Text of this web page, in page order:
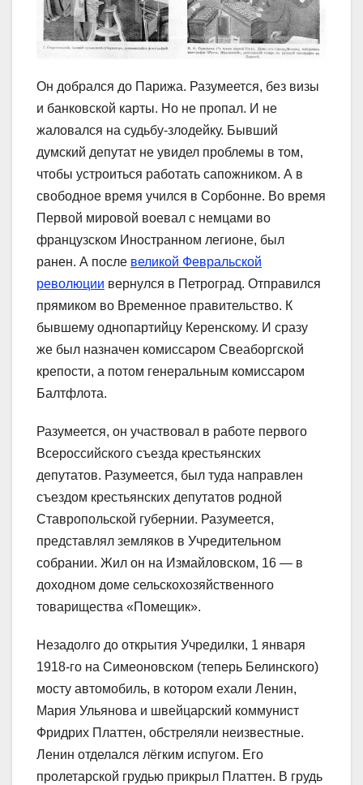
Он добрался до Парижа. Разумеется, без визы
и банковской карты. Но не пропал. И не
жаловался на судьбу-злодейку. Бывший
думский депутат не увидел проблемы в том,
чтобы устроиться работать сапожником. А в
свободное время учился в Сорбонне. Во время
Первой мировой воевал с немцами во
французском Иностранном легионе, был
ранен. А после великой Февральской
революции вернулся в Петроград. Отправился
прямиком во Временное правительство. К
бывшему однопартийцу Керенскому. И сразу
же был назначен комиссаром Свеаборгской
крепости, а потом генеральным комиссаром
Балтфлота.
Разумеется, он участвовал в работе первого
Всероссийского съезда крестьянских
депутатов. Разумеется, был туда направлен
съездом крестьянских депутатов родной
Ставропольской губернии. Разумеется,
представлял земляков в Учредительном
собрании. Жил он на Измайловском, 16 ― в
доходном доме сельскохозяйственного
товарищества «Помещик».
Незадолго до открытия Учредилки, 1 января
1918-го на Симеоновском (теперь Белинского)
мосту автомобиль, в котором ехали Ленин,
Мария Ульянова и швейцарский коммунист
Фридрих Платтен, обстреляли неизвестные.
Ленин отделался лёгким испугом. Его
пролетарской грудью прикрыл Платтен. В грудь